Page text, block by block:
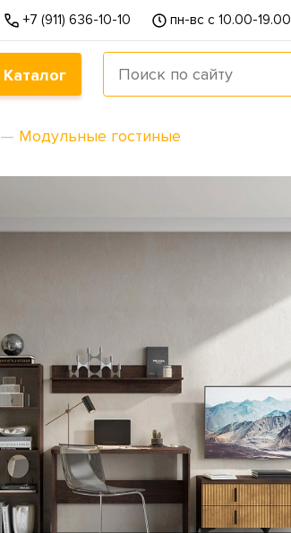
+7 (911) 636-10-10 пн-вс с 10.00-19.00
Каталог
— Модульные гостиные